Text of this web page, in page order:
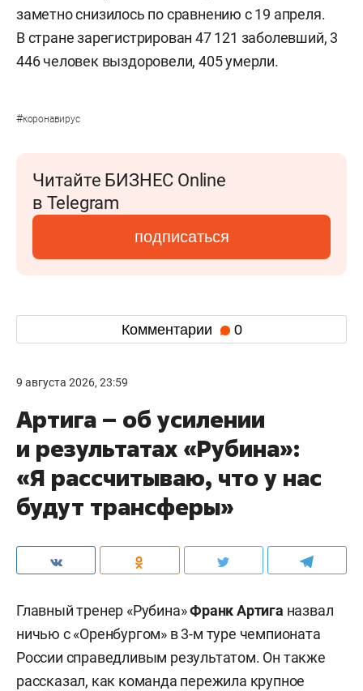
заметно снизилось по сравнению с 19 апреля.
В стране зарегистрирован 47 121 заболевший, 3
446 человек выздоровели, 405 умерли.
#коронавирус
Читайте БИЗНЕС Online
в Telegram
подписаться
Комментарии 0
9 августа 2026, 23:59
Артига – об усилении
и результатах «Рубина»:
«Я рассчитываю, что у нас
будут трансферы»
Главный тренер «Рубина»Франк Артига назвал
ничью с «Оренбургом» в 3-м туре чемпионата
России справедливым результатом. Он также
рассказал, как команда пережила крупное